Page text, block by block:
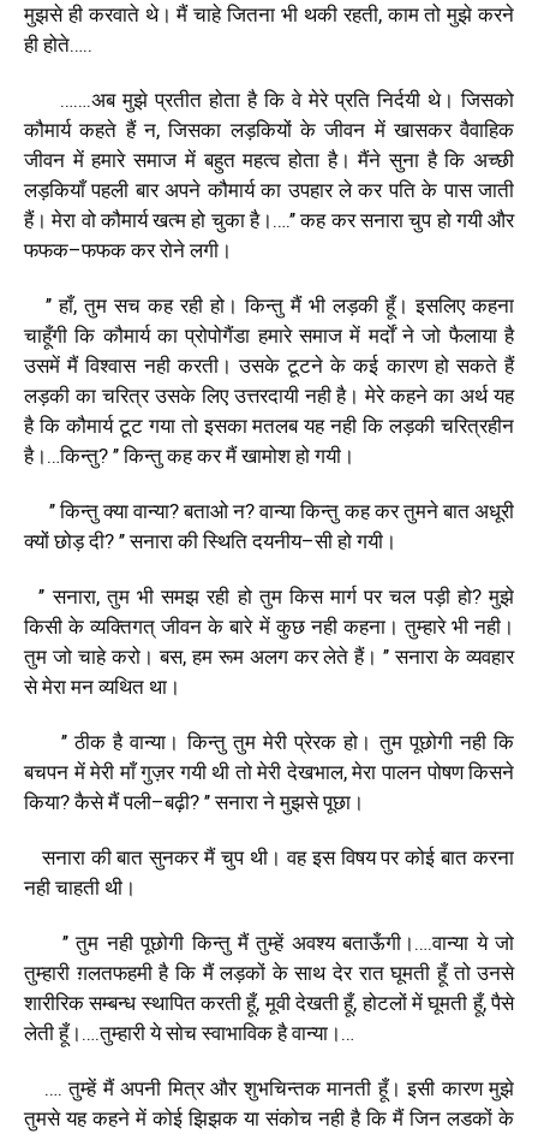
मुझसे ही करवाते थे। मैं चाहे जितना भी थकी रहती,काम तो मुझे करने
ही होते…..
…….अब मुझे प्रतीत होता है कि वे मेरे प्रति निर्दयी थे। जिसको
कौमार्य कहते हैं न,जिसका लड़कियों के जीवन में खासकर वैवाहिक
जीवन में हमारे समाज में बहुत महत्व होता है। मैंने सुना है कि अच्छी
लड़कियाँ पहली बार अपने कौमार्य का उपहार ले कर पति के पास जाती
हैं। मेरा वो कौमार्य खत्म हो चुका है। ….’’कह कर सनारा चुप हो गयी और
फफक–फफक कर रोने लगी।
’’हाँ,तुम सच कह रही हो। किन्तु मैं भी लड़की हूँ। इसलिए कहना
चाहूँगी कि कौमार्य का प्रोपोगैंडा हमारे समाज में मर्दाें ने जो फैलाया है
उसमें मैं विश्वास नही करती। उसके टूटने के कई कारण हो सकते हैं
लड़की का चरित्र उसके लिए उत्तरदायी नही है। मेरे कहने का अर्थ यह
है कि कौमार्य टूट गया तो इसका मतलब यह नही कि लड़की चरित्रहीन
है। …किन्तु? ’’किन्तु कह कर मैं खामोश हो गयी।
’’किन्तु क्या वान्या?बताओ न?वान्या किन्तु कह कर तुमने बात अधूरी
क्यों छोड़ दी? ’’सनारा की स्थिति दयनीय–सी हो गयी।
’’सनारा,तुम भी समझ रही हो तुम किस मार्ग पर चल पड़ी हो?मुझे
किसी के व्यक्तिगत् जीवन के बारे में कुछ नही कहना। तुम्हारे भी नही।
तुम जो चाहे करो। बस,हम रूम अलग कर लेते हैं। ’’सनारा के व्यवहार
से मेरा मन व्यथित था।
’’ठीक है वान्या। किन्तु तुम मेरी प्रेरक हो। तुम पूछोगी नही कि
बचपन में मेरी माँ गुज़र गयी थी तो मेरी देखभाल,मेरा पालन पोषण किसने
किया?कैसे मैं पली–बढ़ी? ’’सनारा ने मुझसे पूछा।
सनारा की बात सुनकर मैं चुप थी। वह इस विषय पर कोई बात करना
नही चाहती थी।
’’तुम नही पूछोगी किन्तु मैं तुम्हें अवश्य बताऊँगी। ….वान्या ये जो
तुम्हारी ग़लतफहमी है कि मैं लड़कों के साथ देर रात घूमती हूँ तो उनसे
शारीरिक सम्बन्ध स्थापित करती हूँ,मूवी देखती हूँ,होटलों में घूमती हूँ,पैसे
लेती हूँ। ….तुम्हारी ये सोच स्वाभाविक है वान्या। …
….तुम्हें मैं अपनी मित्र और शुभचिन्तक मानती हूँ। इसी कारण मुझे
तुमसे यह कहने में कोई झिझक या संकोच नही है कि मैं जिन लडकों के